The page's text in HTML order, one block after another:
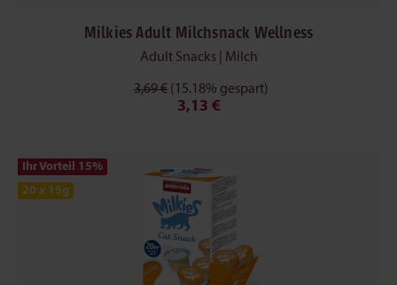
Milkies Adult Milchsnack Wellness
Adult Snacks | Milch
3,69 € (15.18% gespart)
3,13 €
Ihr Vorteil 15%
20 x 15g